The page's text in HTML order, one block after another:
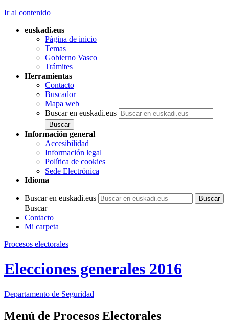
Ir al contenido
euskadi.eus
Página de inicio
Temas
Gobierno Vasco
Trámites
Herramientas
Contacto
Buscador
Mapa web
Buscar en euskadi.eus
Información general
Accesibilidad
Información legal
Política de cookies
Sede Electrónica
Idioma
Buscar en euskadi.eus
Buscar
Contacto
Mi carpeta
Procesos electorales
Elecciones generales 2016
Departamento de Seguridad
Menú de Procesos Electorales